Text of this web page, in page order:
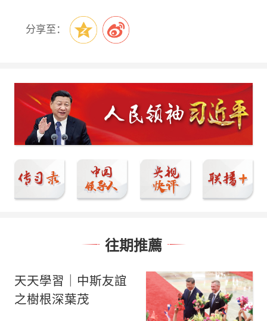
分享至：
往期推薦
天天學習｜中斯友誼
之樹根深葉茂